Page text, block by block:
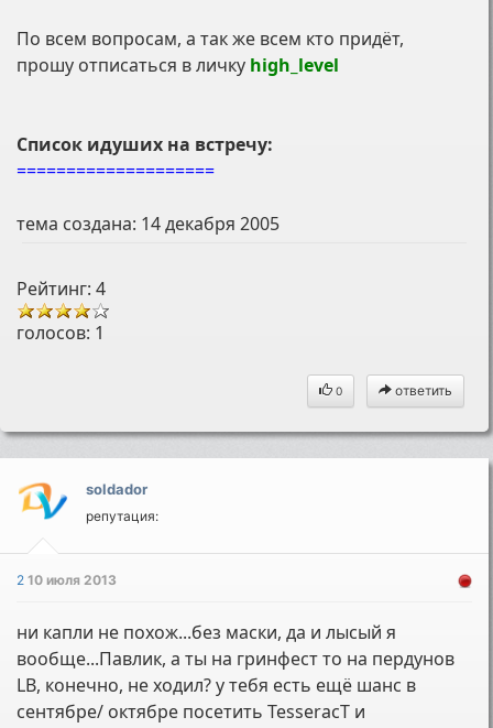
По всем вопросам, а так же всем кто придёт,
прошу отписаться в личку high_level
Список идуших на встречу:
====================
тема создана: 14 декабря 2005
Рейтинг: 4
голосов: 1
0 ответить
soldador
репутация:
210 июля 2013
ни капли не похож...без маски, да и лысый я
вообще...Павлик, а ты на гринфест то на пердунов
LB, конечно, не ходил? у тебя есть ещё шанс в
сентябре/ октябре посетить TesseracT и